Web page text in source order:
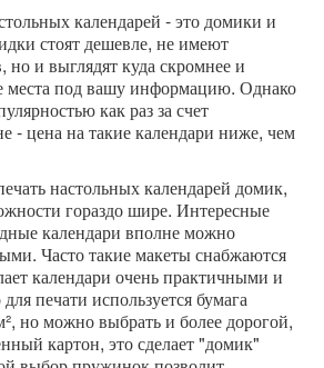
календарей - это домики и
стоят дешевле, не имеют
но и выглядят куда скромнее и
места под вашу информацию. Однако
как раз за счет
- цена на такие календари ниже, чем
настольных календарей домик,
гораздо шире. Интересные
календари вполне можно
Часто такие макеты снабжаются
календари очень практичными и
печати используется бумага
но можно выбрать и более дорогой,
картон, это сделает "домик"